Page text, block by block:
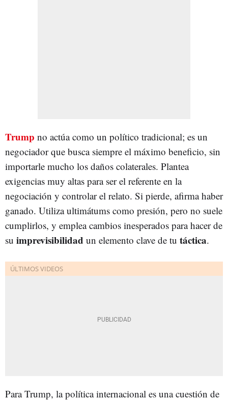
Trump no actúa como un político tradicional; es un
negociador que busca siempre el máximo beneficio, sin
importarle mucho los daños colaterales. Plantea
exigencias muy altas para ser el referente en la
negociación y controlar el relato. Si pierde, afirma haber
ganado. Utiliza ultimátums como presión, pero no suele
cumplirlos, y emplea cambios inesperados para hacer de
su imprevisibilidad un elemento clave de tu táctica.
Para Trump, la política internacional es una cuestión de